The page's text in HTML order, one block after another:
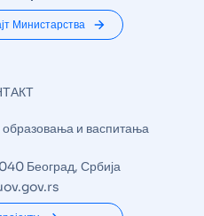
Министарства
и васпитања
Београд, Србија